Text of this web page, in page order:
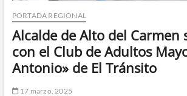
PORTADA REGIONAL
Alcalde de Alto del Carmen
con el Club de Adultos
Antonio» de El Tránsito
17 marzo, 2025